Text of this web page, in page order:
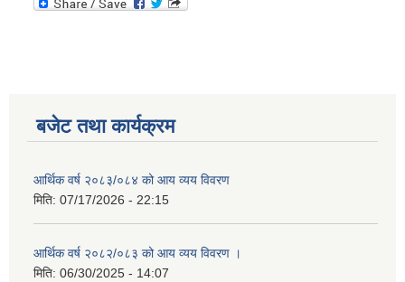
बजेट तथा कार्यक्रम
आर्थिक वर्ष २०८३/०८४ को आय व्यय विवरण
मिति: 07/17/2026 - 22:15
आर्थिक वर्ष २०८२/०८३ को आय व्यय विवरण ।
मिति: 06/30/2025 - 14:07